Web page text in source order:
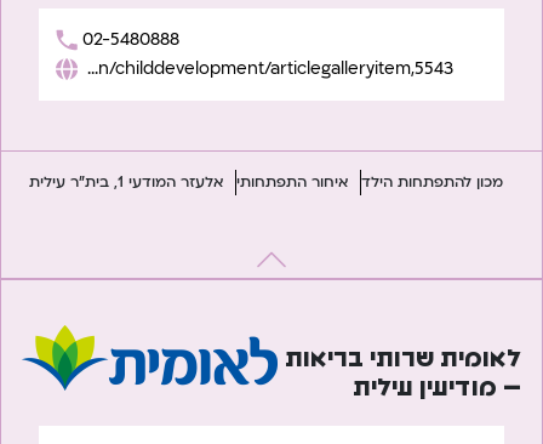
02-5480888
https://www.leumit.co.il/heb/Life/Children/childdevelopment/articlegalleryitem,5543/
מכון להתפתחות הילד איחור התפתחותי אלעזר המודעי 1, בית"ר עילית
לאומית שרותי בריאות
– מודיעין עילית